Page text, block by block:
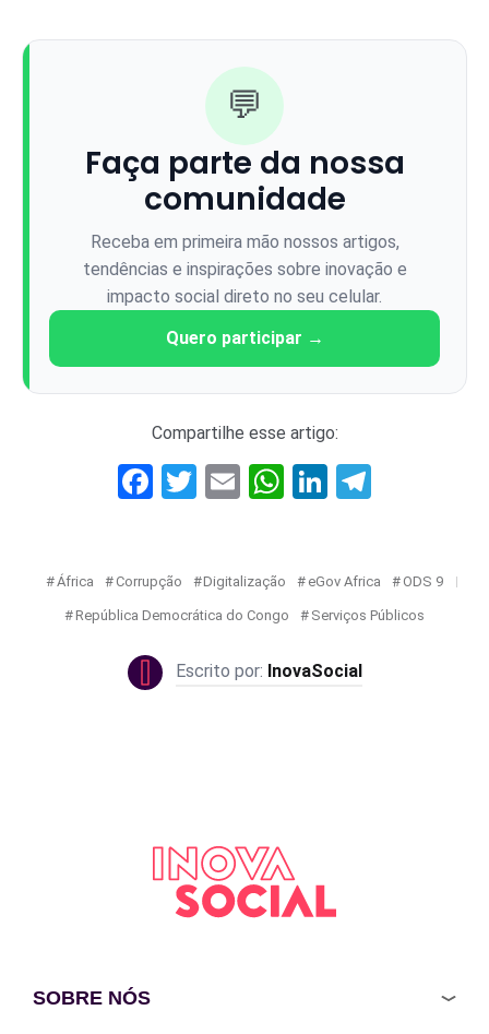
💬
Faça parte da nossa
comunidade
Receba em primeira mão nossos artigos,
tendências e inspirações sobre inovação e
impacto social direto no seu celular.
Quero participar →
Compartilhe esse artigo:
Facebook
Twitter
EmailWhatsApp
LinkedIn
África Corrupção Digitalização eGov Africa ODS 9
República Democrática do Congo Serviços Públicos
InovaSocial
SOBRE NÓS